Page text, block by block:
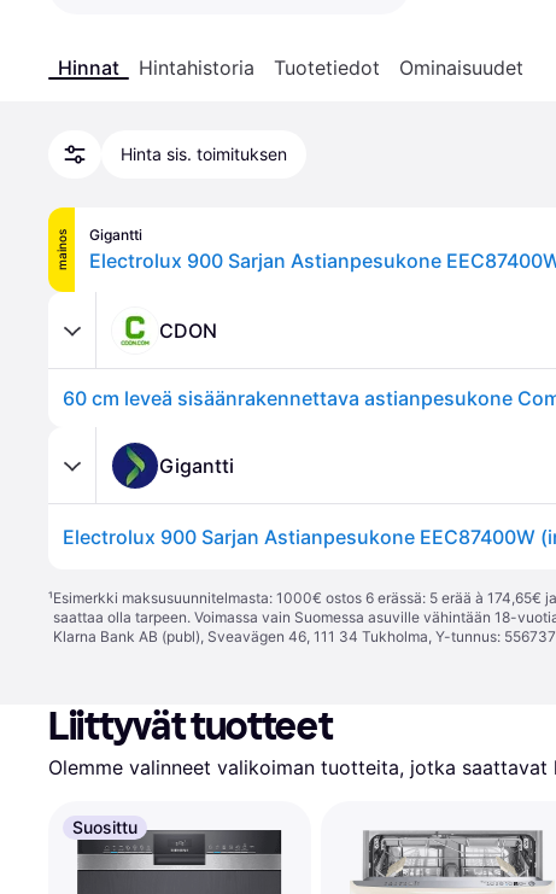
Hinnat Hintahistoria Tuotetiedot Ominaisuudet
Hinta sis. toimituksen
mainos Gigantti
Electrolux 900 Sarjan Astianpesukone
CDON
Gigantti
Electrolux 900 Sarjan Astianpesukone EEC87400W
¹Esimerkki maksusuunnitelmasta: 1000€ ostos 6 erässä: 5 erää à
saattaa olla tarpeen. Voimassa vain Suomessa asuville vähintään 18-
Klarna Bank AB (publ), Sveavägen 46, 111 34 Tukholma, Y-tunnus:
Liittyvät tuotteet
Olemme valinneet valikoiman tuotteita, jotka saattavat
Suosittu